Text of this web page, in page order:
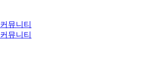
커뮤니티
커뮤니티